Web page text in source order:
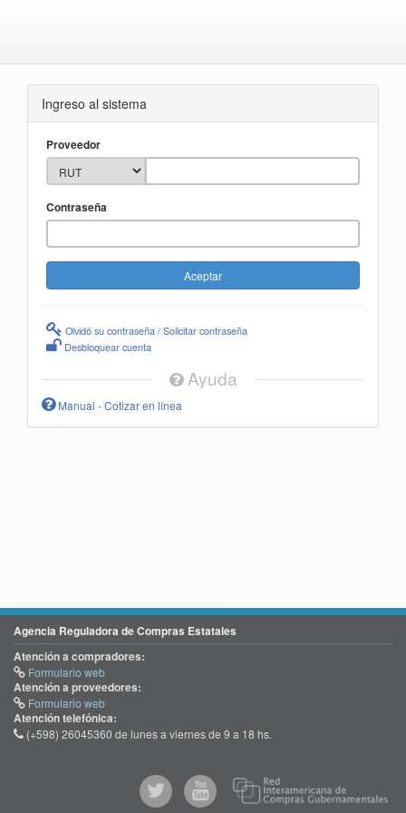
Ingreso al sistema
Proveedor
Contraseña
Olvidó su contraseña / Solicitar contraseña
Desbloquear cuenta
Ayuda
Manual - Cotizar en línea
Agencia Reguladora de Compras Estatales
Atención a compradores:
Formulario web
Atención a proveedores:
Formulario web
Atención telefónica:
(+598) 26045360 de lunes a viernes de 9 a 18 hs.
@comprasgubuy
ACCE